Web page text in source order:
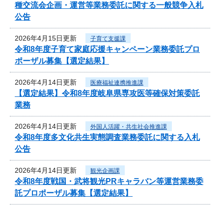
種交流会企画・運営等業務委託に関する一般競争入札
公告
2026年4月15日更新 子育て支援課
令和8年度子育て家庭応援キャンペーン業務委託プロ
ポーザル募集【選定結果】
2026年4月14日更新 医療福祉連携推進課
【選定結果】令和8年度岐阜県専攻医等確保対策委託
業務
2026年4月14日更新 外国人活躍・共生社会推進課
令和8年度多文化共生実態調査業務委託に関する入札
公告
2026年4月14日更新 観光企画課
令和8年度戦国・武将観光PRキャラバン等運営業務委
託プロポーザル募集【選定結果】